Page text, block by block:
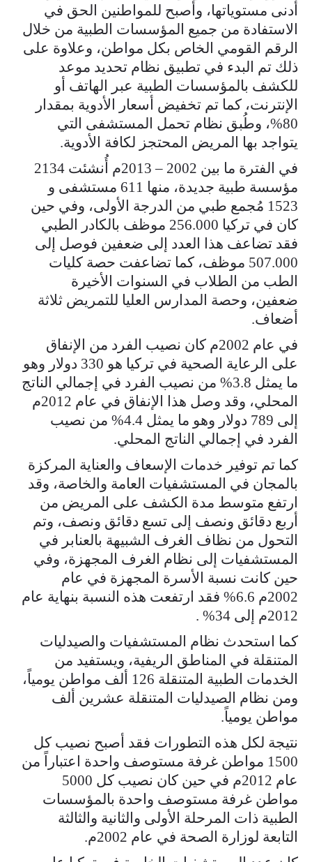
أدنى مستوياتها، وأصبح للمواطنين الحق في
الاستفادة من جميع المؤسسات الطبية من خلال
الرقم القومي الخاص بكل مواطن، وعلاوة على
ذلك تم البدء في تطبيق نظام تحديد موعد
للكشف بالمؤسسات الطبية عبر الهاتف أو
الإنترنت، كما تم تخفيض أسعار الأدوية بمقدار
80%، وطُبق نظام تحمل المستشفى التي
يتواجد بها المريض المحتجز لكافة الأدوية.
في الفترة ما بين 2002 – 2013م أُنشئت 2134
مؤسسة طبية جديدة، منها 611 مستشفى و
1523 مُجمع طبي من الدرجة الأولى، وفي حين
كان في تركيا 256.000 موظف بالكادر الطبي
فقد تضاعف هذا العدد إلى ضعفين فوصل إلى
507.000 موظف، كما تضاعفت حصة كليات
الطب من الطلاب في السنوات الأخيرة
ضعفين، وحصة المدارس العليا للتمريض ثلاثة
أضعاف.
في عام 2002م كان نصيب الفرد من الإنفاق
على الرعاية الصحية في تركيا هو 330 دولار وهو
ما يمثل 3.8% من نصيب الفرد في إجمالي الناتج
المحلي، وقد وصل هذا الإنفاق في عام 2012م
إلى 789 دولار وهو ما يمثل 4.4% من نصيب
الفرد في إجمالي الناتج المحلي.
كما تم توفير خدمات الإسعاف والعناية المركزة
بالمجان في المستشفيات العامة والخاصة، وقد
ارتفع متوسط مدة الكشف على المريض من
أربع دقائق ونصف إلى تسع دقائق ونصف، وتم
التحول من نظاف الغرف الشبيهة بالعنابر في
المستشفيات إلى نظام الغرف المجهزة، وفي
حين كانت نسبة الأسرة المجهزة في عام
2002م 6.6% فقد ارتفعت هذه النسبة بنهاية عام
2012م إلى 34% .
كما استحدث نظام المستشفيات والصيدليات
المتنقلة في المناطق الريفية، ويستفيد من
الخدمات الطبية المتنقلة 126 ألف مواطن يومياً،
ومن نظام الصيدليات المتنقلة عشرين ألف
مواطن يومياً.
نتيجة لكل هذه التطورات فقد أصبح نصيب كل
1500 مواطن غرفة مستوصف واحدة اعتباراً من
عام 2012م في حين كان نصيب كل 5000
مواطن غرفة مستوصف واحدة بالمؤسسات
الطبية ذات المرحلة الأولى والثانية والثالثة
التابعة لوزارة الصحة في عام 2002م.